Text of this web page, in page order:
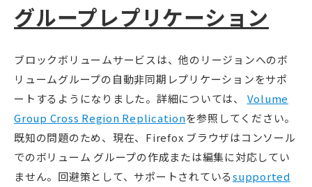
グループレプリケーション
ブロックボリュームサービスは、他のリージョンへのボ
リュームグループの自動非同期レプリケーションをサポ
ートするようになりました。詳細については、 Volume
Group Cross Region Replicationを参照してください。
既知の問題のため、現在、Firefox ブラウザはコンソール
でのボリューム グループの作成または編集に対応してい
ません。回避策として、サポートされているsupported